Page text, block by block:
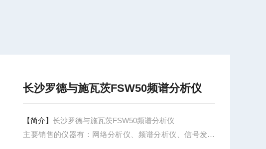
长沙罗德与施瓦茨FSW50频谱分析仪
【简介】长沙罗德与施瓦茨FSW50频谱分析仪
主要销售的仪器有：网络分析仪、频谱分析仪、信号发生